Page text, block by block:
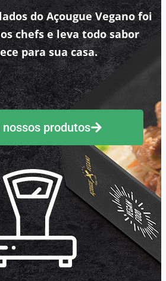
do Açougue Vegano foi
chefs e leva todo sabor
para sua casa.
produtos